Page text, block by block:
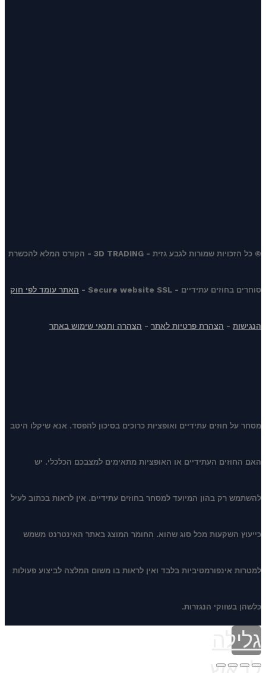
© כל הזכויות שמורות לגבע גזית - 3D TRADING - הקורס המלא להכשרת
סוחרים בחוזים עתידיים - Secure website SSL - האתר עומד לפי חוק
הנגישות - הצהרת פרטיות לאתר - הצהרה ותנאי שימוש באתר
מסחר על חוזים עתידיים ואופציות כרוכים בסיכון להפסד. אנא שיקלו היטב
האם החוזים העתידיים או האופציות מתאימים למצבכם הכלכלי. יש
להשתמש רק בהון המיועד למסחר בחוזים עתידיים. אין לראות בכתוב לעיל
כייעוץ השקעות מכל סוג שהוא. החומר המוצג באתר האינטרנט משמש
למטרות אינפורמטיביות בלבד ואין לראות בו משום המלצה לביצוע פעולות
כלשהן בשווקי הנגזרות.
גלילה